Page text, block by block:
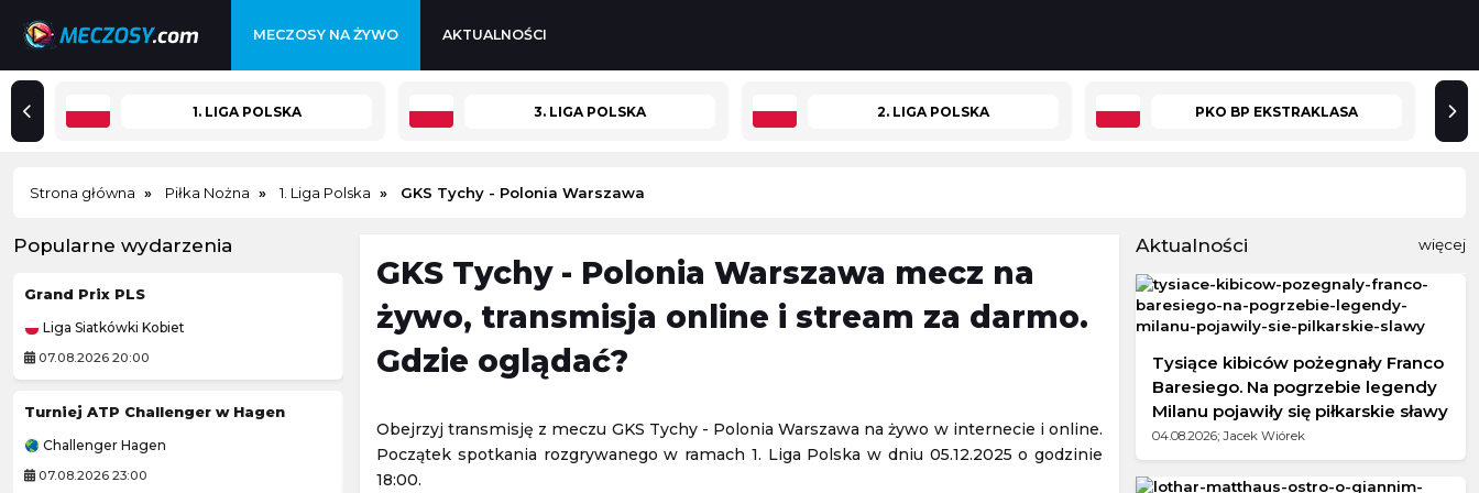
MECZOSY NA ŻYWO AKTUALNOŚCI
1. LIGA POLSKA 3. LIGA POLSKA 2. LIGA POLSKA PKO BP EKSTRAKLASA
Strona główna Piłka Nożna 1. Liga Polska GKS Tychy - Polonia Warszawa
Popularne wydarzenia
Grand Prix PLS
Liga Siatkówki Kobiet
07.08.2026 20:00
Turniej ATP Challenger w Hagen
Challenger Hagen
07.08.2026 23:00
Mecz towarzyski
07.08.2026 16:00
Mecz towarzyski
07.08.2026 18:30
Challenger Lexington
3. Liga Polska
GKS Tychy - Polonia Warszawa mecz na
żywo, transmisja online i stream za darmo.
Gdzie oglądać?
Obejrzyj transmisję z meczu GKS Tychy - Polonia Warszawa na żywo w internecie i online.
Początek spotkania rozgrywanego w ramach 1. Liga Polska w dniu 05.12.2025 o godzinie
18:00.
Aktualności więcej
Tysiące kibiców pożegnały Franco
Baresiego. Na pogrzebie legendy
Milanu pojawiły się piłkarskie sławy
04.08.2026; Jacek Wiórek